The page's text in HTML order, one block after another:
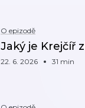
O epizodě
Jaký je Krejčíř
22. 6. 2026 31 min